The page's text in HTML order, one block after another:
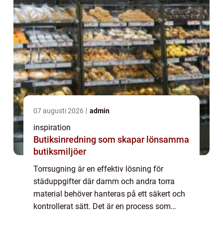
07 augusti 2026 admin
inspiration
Butiksinredning som skapar lönsamma
butiksmiljöer
Torrsugning är en effektiv lösning för
städuppgifter där damm och andra torra
material behöver hanteras på ett säkert och
kontrollerat sätt. Det är en process som